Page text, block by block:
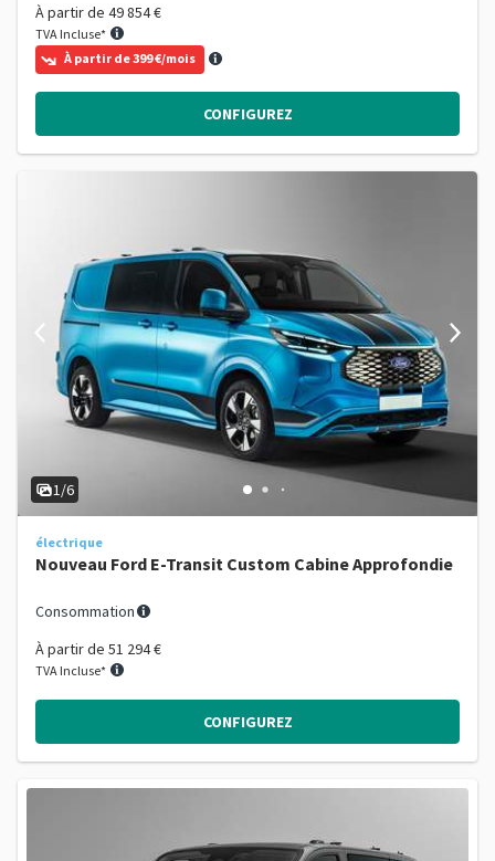
À partir de 49 854 €
TVA Incluse*
À partir de 399 €/mois
CONFIGUREZ
1/6
électrique
Nouveau Ford E-Transit Custom Cabine Approfondie
Consommation
À partir de 51 294 €
TVA Incluse*
CONFIGUREZ